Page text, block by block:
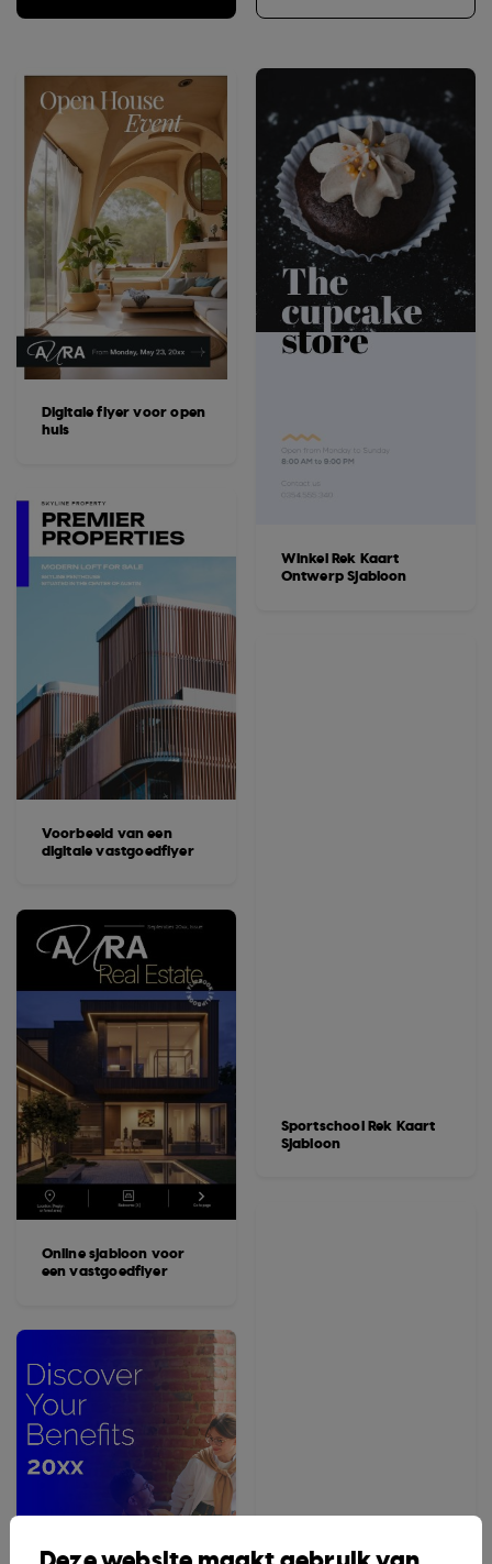
Digitale flyer voor open
huis
Voorbeeld van een
digitale vastgoedflyer
Online sjabloon voor
een vastgoedflyer
Winkel Rek Kaart
Ontwerp Sjabloon
Sportschool Rek Kaart
Sjabloon